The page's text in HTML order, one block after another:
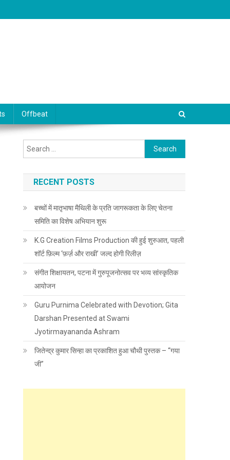
Offbeat
Search for:
RECENT POSTS
बच्चों में मातृभाषा मैथिली के प्रति जागरूकता के लिए चेतना
समिति का विशेष अभियान शुरू
K.G Creation Films Production की हुई शुरुआत, पहली
शॉर्ट फ़िल्म ‘फ़र्ज़ और राखी’ जल्द होगी रिलीज़
संगीत शिक्षायतन, पटना में गुरुपूजनोत्सव पर भव्य सांस्कृतिक
आयोजन
Guru Purnima Celebrated with Devotion; Gita
Darshan Presented at Swami
Jyotirmayananda Ashram
जितेन्द्र कुमार सिन्हा का प्रकाशित हुआ चौथी पुस्तक – “गया
जी”